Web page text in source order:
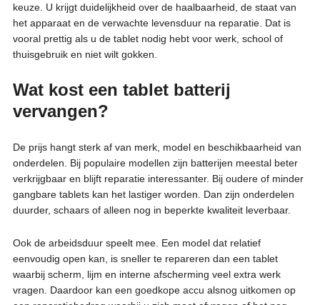
keuze. U krijgt duidelijkheid over de haalbaarheid, de staat van
het apparaat en de verwachte levensduur na reparatie. Dat is
vooral prettig als u de tablet nodig hebt voor werk, school of
thuisgebruik en niet wilt gokken.
Wat kost een tablet batterij
vervangen?
De prijs hangt sterk af van merk, model en beschikbaarheid van
onderdelen. Bij populaire modellen zijn batterijen meestal beter
verkrijgbaar en blijft reparatie interessanter. Bij oudere of minder
gangbare tablets kan het lastiger worden. Dan zijn onderdelen
duurder, schaars of alleen nog in beperkte kwaliteit leverbaar.
Ook de arbeidsduur speelt mee. Een model dat relatief
eenvoudig open kan, is sneller te repareren dan een tablet
waarbij scherm, lijm en interne afscherming veel extra werk
vragen. Daardoor kan een goedkope accu alsnog uitkomen op